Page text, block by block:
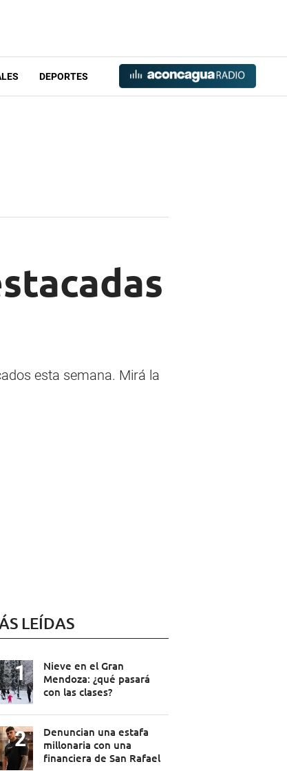
DEPORTES
esta semana. Mirá la
LEÍDAS
Nieve en el Gran
Mendoza: ¿qué pasará
con las clases?
Denuncian una estafa
millonaria con una
financiera de San Rafael